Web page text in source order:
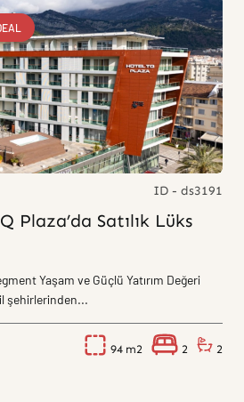
ID - ds3191
Plaza’da Satılık Lüks
Yaşam ve Güçlü Yatırım Değeri
şehirlerinden...
94 2 2